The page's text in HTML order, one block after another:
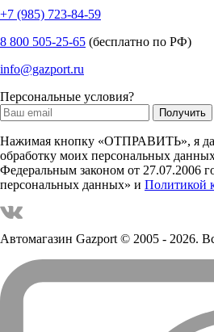
+7 (985) 723-84-59
8 800 505-25-65 (бесплатно по РФ)
info@gazport.ru
Персональные условия?
Нажимая кнопку «ОТПРАВИТЬ», я
обработку моих персональных
Федеральным законом от 27.07.2006
персональных данных» и Политикой
Автомагазин Gazport© 2005 - 2026.